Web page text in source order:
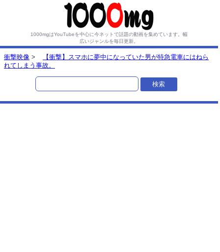
1000mgはYouTubeを中心に今ネットで話題の動画を集めています。 幅
広いジャンルを毎日更新。
衝撃映像 >
【衝撃】スマホに夢中になっていた男が特急電車にはねら
れてしまう事故。